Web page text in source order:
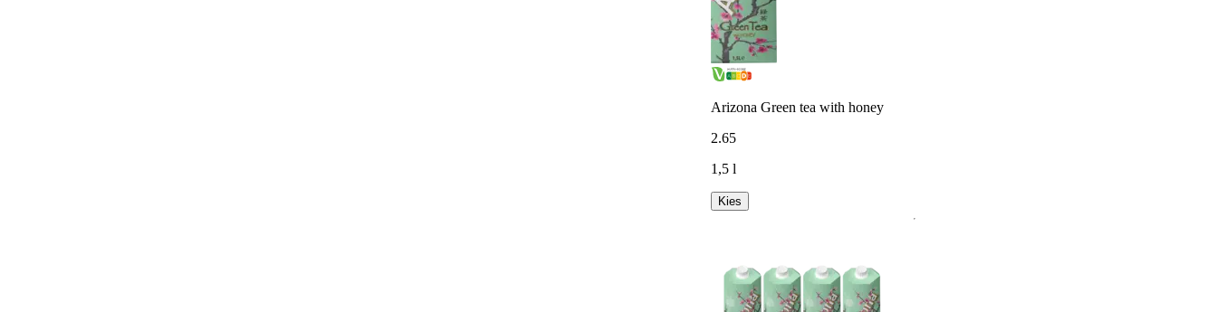
Arizona Green tea with honey
2.65
1,5 l
Kies